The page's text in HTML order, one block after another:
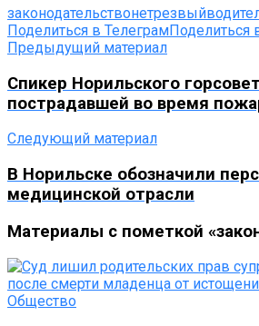
законодательство
Поделиться в ТелеграмПоделиться
Предыдущий материал
Спикер Норильского
пострадавшей во время
Следующий материал
В Норильске обозначили
медицинской отрасли
Материалы с пометкой
Общество